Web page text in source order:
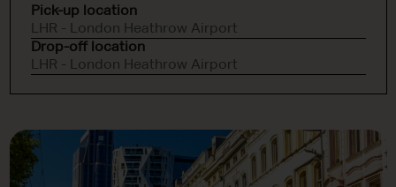
Pick-up location
LHR - London Heathrow Airport
Drop-off location
LHR - London Heathrow Airport